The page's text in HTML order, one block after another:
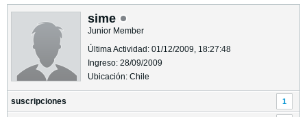
sime
Junior Member
Última Actividad: 01/12/2009, 18:27:48
Ingreso: 28/09/2009
Ubicación: Chile
suscripciones 1